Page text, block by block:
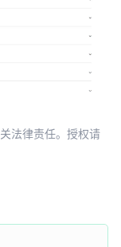
法律责任。授权请